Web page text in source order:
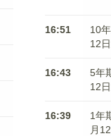
16:51
10
12
16:43
5年
12
16:39
1年
月